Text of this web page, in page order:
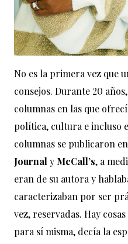
No es la primera vez que
consejos. Durante 20
columnas en las que
política, cultura e incluso
columnas se publicaron
Journal y McCall’s, a
eran de su autora y
caracterizaban por ser
vez, reservadas. Hay
para sí misma, decía la